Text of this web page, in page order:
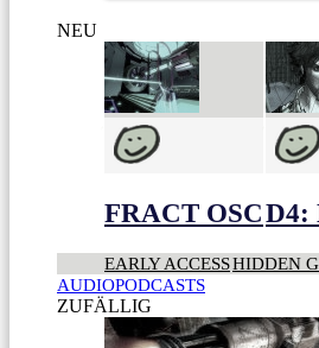
NEU
FRACT OSCD4:
EARLY ACCESSHIDDEN
AUDIOPODCASTS
ZUFÄLLIG